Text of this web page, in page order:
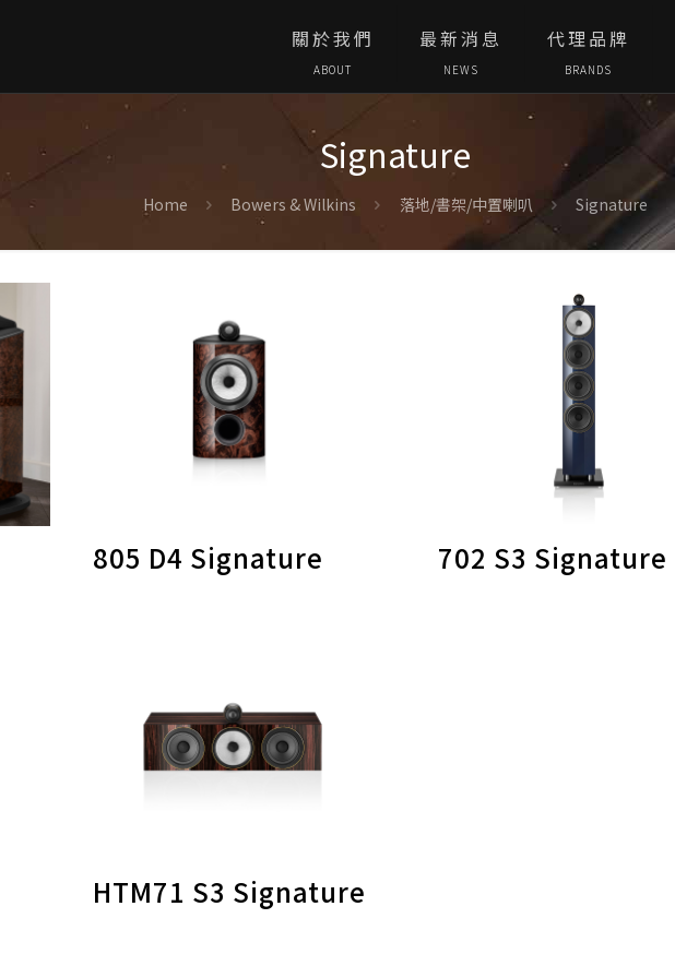
關於我們
ABOUT
最新消息
NEWS
代理品牌
BRANDS
Signature
Home Bowers & Wilkins 落地/書架/中置喇叭 Signature
805 D4 Signature 702 S3 Signature
HTM71 S3 Signature